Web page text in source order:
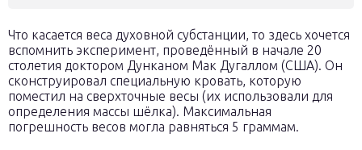
Что касается веса духовной субстанции, то здесь хочется
вспомнить эксперимент, проведённый в начале 20
столетия доктором Дунканом Мак Дугаллом (США). Он
сконструировал специальную кровать, которую
поместил на сверхточные весы (их использовали для
определения массы шёлка). Максимальная
погрешность весов могла равняться 5 граммам.